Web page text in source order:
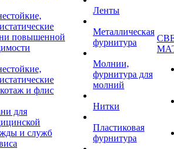
повышенной
и флис
для
и служб
Ленты
Металлическая
фурнитура
Молнии,
фурнитура для
молний
Нитки
Пластиковая
фурнитура